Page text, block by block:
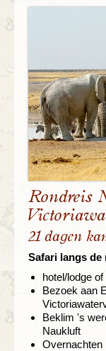
Rondreis
21 dagen
Safari langs de
hotel/lodge
Bezoek aan
Beklim 's
Naukluft
Overnachten